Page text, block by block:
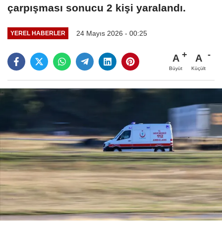
çarpışması sonucu 2 kişi yaralandı.
YEREL HABERLER 24 Mayıs 2026 - 00:25
A
Büyüt
A
Küçült